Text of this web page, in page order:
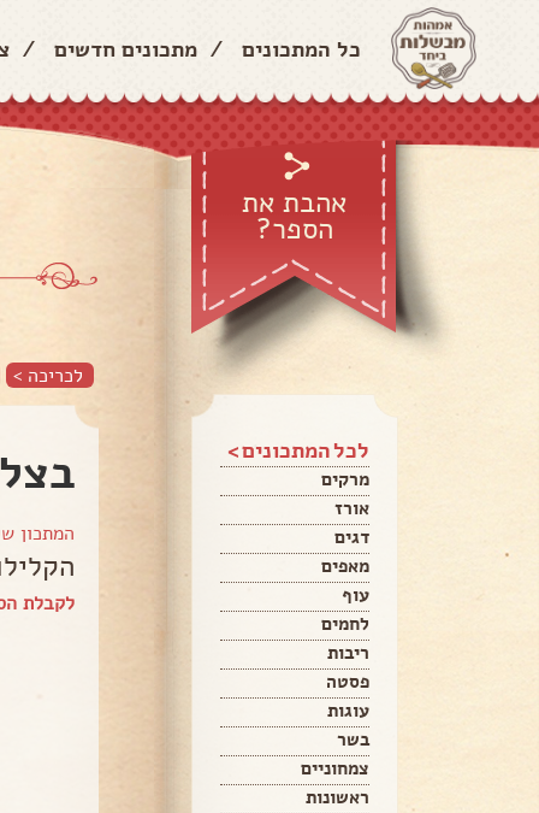
כל המתכונים / מתכונים חדשים /
אהבת את
הספר?
לכל המתכונים >
מרקים
אורז
דגים
מאפים
עוף
לחמים
ריבות
פסטה
עוגות
בשר
צמחוניים
ראשונות
לכריכה >
המתכון
לקבלת